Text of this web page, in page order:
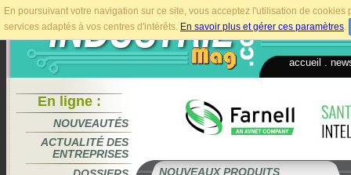
En poursuivant votre navigation sur ce site, vous acceptez l'utilisation de
services adaptés à vos centres d'intérêts. En savoir plus et gérer ces paramètres.
accueil
En ligne :
NOUVEAUTÉS
ACTUALITÉ DES
ENTREPRISES
NOUVEAUX PRODUITS